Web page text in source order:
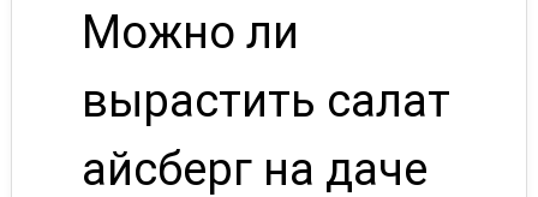
Можно ли
вырастить салат
айсберг на даче